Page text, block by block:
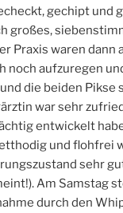
gechipt und
großes,
Praxis waren dann
noch aufzuregen
die beiden Pikse
war sehr
entwickelt
und flohfrei
sehr
Am Samstag
durch den